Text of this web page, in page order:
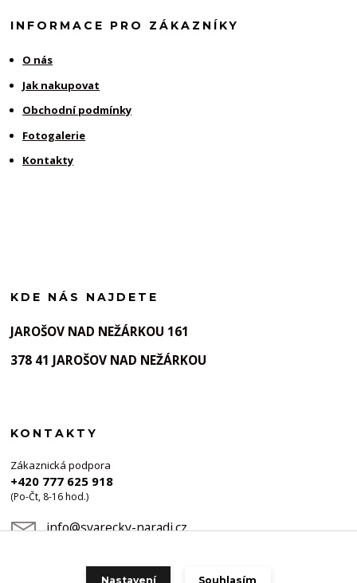
INFORMACE PRO ZÁKAZNÍKY
O nás
Jak nakupovat
Obchodní podmínky
Fotogalerie
Kontakty
KDE NÁS NAJDETE
JAROŠOV NAD NEŽÁRKOU 161
378 41 JAROŠOV NAD NEŽÁRKOU
KONTAKTY
Zákaznická podpora
+420 777 625 918
(Po-Čt, 8-16 hod.)
info@svarecky-naradi.cz
Nastavení Souhlasím